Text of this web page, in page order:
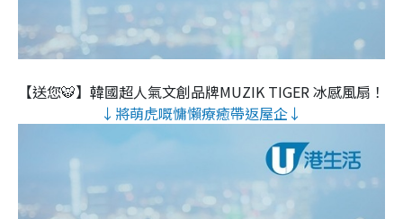
【送您🐯】韓國超人氣文創品牌MUZIK TIGER 冰感風扇！
↓將萌虎嘅慵懶療癒帶返屋企↓